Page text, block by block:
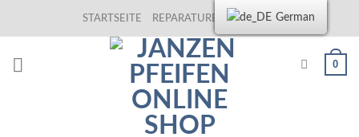
STARTSEITE REPARATUREN KONTAKT
0
German